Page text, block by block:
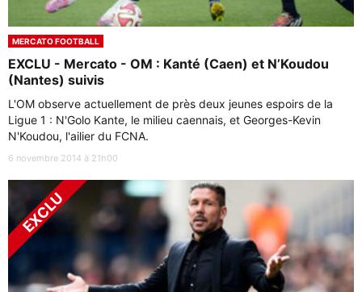
MERCATO FOOTBALL
EXCLU - Mercato - OM : Kanté (Caen) et N’Koudou
(Nantes) suivis
L'OM observe actuellement de près deux jeunes espoirs de la
Ligue 1 : N'Golo Kante, le milieu caennais, et Georges-Kevin
N'Koudou, l'ailier du FCNA.
6 novembre 2014 à 21h00